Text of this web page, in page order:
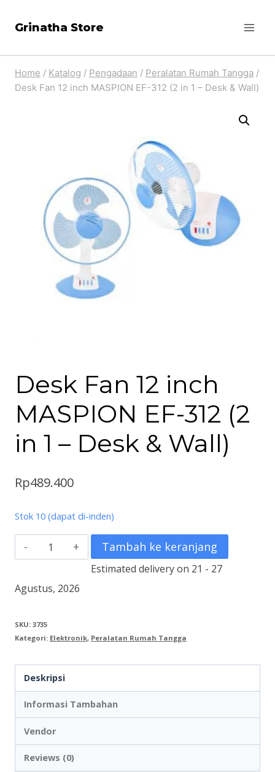
Grinatha Store
Home / Katalog / Pengadaan / Peralatan Rumah Tangga /
Desk Fan 12 inch MASPION EF-312 (2 in 1 – Desk & Wall)
Desk Fan 12 inch
MASPION EF-312 (2
in 1 – Desk & Wall)
Rp489.400
Stok 10 (dapat di-inden)
Kuantitas
Desk
Fan
inch
MASPION
EF-
312
(2
in
-
Tambah ke keranjang
Estimated delivery on 21 - 27
Agustus, 2026
SKU: 3735
Kategori: Elektronik, Peralatan Rumah Tangga
Deskripsi
Informasi Tambahan
Vendor
Reviews (0)